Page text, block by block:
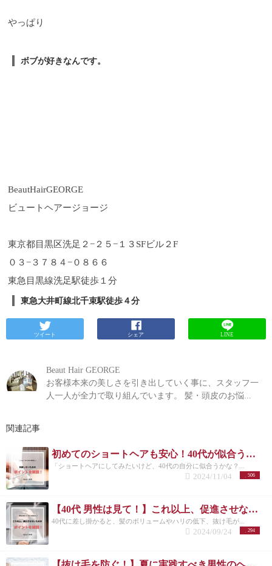
やっぱり
ボブが好きなんです。
BeautHairGEORGE
ビュートヘアージョージ
東京都目黒区洗足２−２５− １３ SFビル２F
０３−３７８４−０８６６
東急目黒線洗足駅徒歩１分
東急大井町線北千束駅徒歩４分
ツイート シェア LINE
Beaut Hair GEORGE
お客様本来の美しさを引き出していく事に、スタッフ一
人一人が全力で取り組んでいます。 髪・頭皮のお悩...
関連記事
初めてのショートヘアも安心！40代が似合う失敗しないスタイル選びガイド
「ショートヘアにしてみたいけど、40代の自分に似合うかな？...
506
2024/11/04
【40代 男性は見て！】これ以上、促進させない薄毛予防の方法を美容師が解説！
40代に差し掛かると、髪のボリュームやハリの低下、抜け毛が...
294
2024/09/24